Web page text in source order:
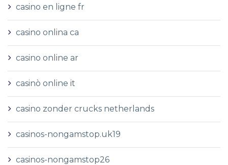
casino en ligne fr
casino onlina ca
casino online ar
casinò online it
casino zonder crucks netherlands
casinos-nongamstop.uk19
casinos-nongamstop26